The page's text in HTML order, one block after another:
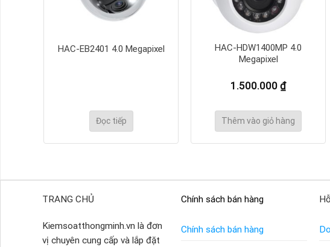
HAC-EB2401 4.0 Megapixel
Đọc tiếp
HAC-HDW1400MP 4.0
Megapixel
1.500.000 ₫
Thêm vào giỏ hàng
TRANG CHỦ
Kiemsoatthongminh.vn là đơn
vị chuyên cung cấp và lắp đặt
Chính sách bán hàng
Chính sách bán hàng